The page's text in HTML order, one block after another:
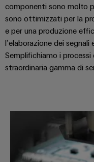
componenti sono molto
sono ottimizzati per la
e per una produzione
l’elaborazione dei
Semplifichiamo i
straordinaria gamma di